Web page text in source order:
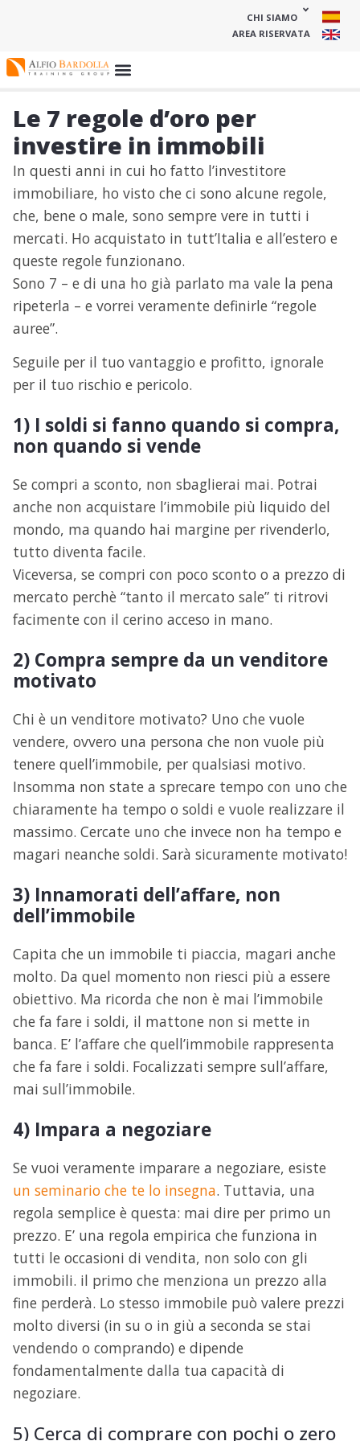
CHI SIAMO
AREA RISERVATA
Le 7 regole d’oro per
investire in immobili
In questi anni in cui ho fatto l’investitore
immobiliare, ho visto che ci sono alcune regole,
che, bene o male, sono sempre vere in tutti i
mercati. Ho acquistato in tutt’Italia e all’estero e
queste regole funzionano.
Sono 7 – e di una ho già parlato ma vale la pena
ripeterla – e vorrei veramente definirle “regole
auree”.
Seguile per il tuo vantaggio e profitto, ignorale
per il tuo rischio e pericolo.
1) I soldi si fanno quando si compra,
non quando si vende
Se compri a sconto, non sbaglierai mai. Potrai
anche non acquistare l’immobile più liquido del
mondo, ma quando hai margine per rivenderlo,
tutto diventa facile.
Viceversa, se compri con poco sconto o a prezzo di
mercato perchè “tanto il mercato sale” ti ritrovi
facimente con il cerino acceso in mano.
2) Compra sempre da un venditore
motivato
Chi è un venditore motivato? Uno che vuole
vendere, ovvero una persona che non vuole più
tenere quell’immobile, per qualsiasi motivo.
Insomma non state a sprecare tempo con uno che
chiaramente ha tempo o soldi e vuole realizzare il
massimo. Cercate uno che invece non ha tempo e
magari neanche soldi. Sarà sicuramente motivato!
3) Innamorati dell’affare, non
dell’immobile
Capita che un immobile ti piaccia, magari anche
molto. Da quel momento non riesci più a essere
obiettivo. Ma ricorda che non è mai l’immobile
che fa fare i soldi, il mattone non si mette in
banca. E’ l’affare che quell’immobile rappresenta
che fa fare i soldi. Focalizzati sempre sull’affare,
mai sull’immobile.
4) Impara a negoziare
Se vuoi veramente imparare a negoziare, esiste
un seminario che te lo insegna. Tuttavia, una
regola semplice è questa: mai dire per primo un
prezzo. E’ una regola empirica che funziona in
tutti le occasioni di vendita, non solo con gli
immobili. il primo che menziona un prezzo alla
fine perderà. Lo stesso immobile può valere prezzi
molto diversi (in su o in giù a seconda se stai
vendendo o comprando) e dipende
fondamentalmente dalla tua capacità di
negoziare.
5) Cerca di comprare con pochi o zero